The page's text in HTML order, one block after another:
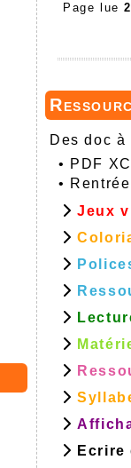
Page lue
Des doc
• PDF
•
Jeux
Ecrire